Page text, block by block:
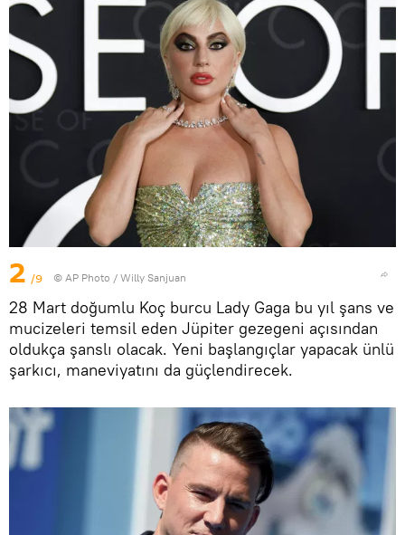
2 /9 © AP Photo / Willy Sanjuan
28 Mart doğumlu Koç burcu Lady Gaga bu yıl şans ve
mucizeleri temsil eden Jüpiter gezegeni açısından
oldukça şanslı olacak. Yeni başlangıçlar yapacak ünlü
şarkıcı, maneviyatını da güçlendirecek.